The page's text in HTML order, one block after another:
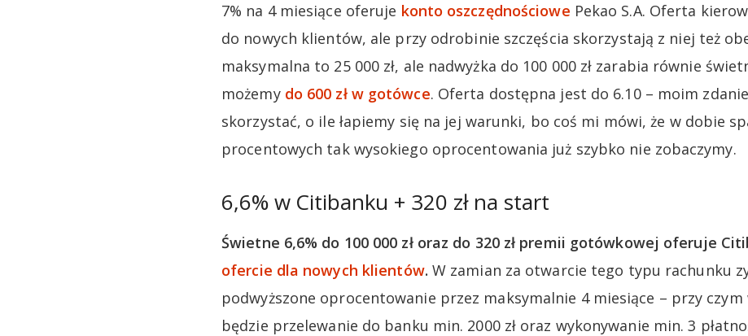
7% na 4 miesiące oferuje konto oszczędnościowe Pekao S.A. Oferta
do nowych klientów, ale przy odrobinie szczęścia skorzystają z niej też
maksymalna to 25 000 zł, ale nadwyżka do 100 000 zł zarabia równie
możemy do 600 zł w gotówce. Oferta dostępna jest do 6.10 – moim
skorzystać, o ile łapiemy się na jej warunki, bo coś mi mówi, że w dobie
procentowych tak wysokiego oprocentowania już szybko nie zobaczymy.
6,6% w Citibanku + 320 zł na start
Świetne 6,6% do 100 000 zł oraz do 320 zł premii gotówkowej oferuje
ofercie dla nowych klientów. W zamian za otwarcie tego typu rachunku
podwyższone oprocentowanie przez maksymalnie 4 miesiące – przy czym
będzie przelewanie do banku min. 2000 zł oraz wykonywanie min. 3